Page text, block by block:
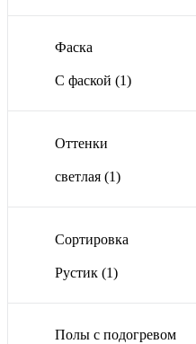
Фаска
С фаской (1)
Оттенки
светлая (1)
Сортировка
Рустик (1)
Полы с подогревом